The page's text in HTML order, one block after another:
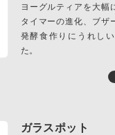
ヨーグルティアを大幅
タイマーの進化、ブザ
発酵食作りにうれし
た。
ガラスポット